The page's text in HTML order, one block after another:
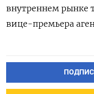
внутреннем рынке
вице-премьера